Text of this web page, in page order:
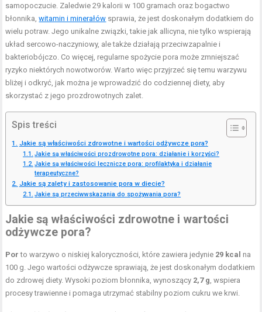
samopoczucie. Zaledwie 29 kalorii w 100 gramach oraz bogactwo
błonnika,witamin i minerałów sprawia, że jest doskonałym dodatkiem do
wielu potraw. Jego unikalne związki, takie jak allicyna, nie tylko wspierają
układ sercowo-naczyniowy, ale także działają przeciwzapalnie i
bakteriobójczo. Co więcej, regularne spożycie pora może zmniejszać
ryzyko niektórych nowotworów. Warto więc przyjrzeć się temu warzywu
bliżej i odkryć, jak można je wprowadzić do codziennej diety, aby
skorzystać z jego prozdrowotnych zalet.
Spis treści
Jakie są właściwości zdrowotne i wartości odżywcze pora?
Jakie są właściwości prozdrowotne pora: działanie i korzyści?
Jakie są właściwości lecznicze pora: profilaktyka i działanie
terapeutyczne?
Jakie są zalety i zastosowanie pora w diecie?
Jakie są przeciwwskazania do spożywania pora?
Jakie są właściwości zdrowotne i wartości
odżywcze pora?
Por to warzywo o niskiej kaloryczności, które zawiera jedynie 29 kcal na
100 g. Jego wartości odżywcze sprawiają, że jest doskonałym dodatkiem
do zdrowej diety. Wysoki poziom błonnika, wynoszący 2,7 g, wspiera
procesy trawienne i pomaga utrzymać stabilny poziom cukru we krwi.